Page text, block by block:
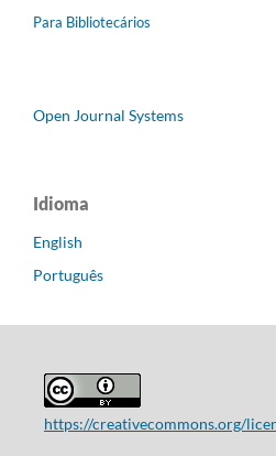
Para Bibliotecários
Open Journal Systems
Idioma
English
Português
https://creativecommons.org/